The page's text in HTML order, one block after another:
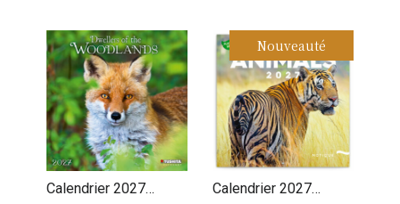
Calendrier 2027
Nouveauté
Calendrier 2027